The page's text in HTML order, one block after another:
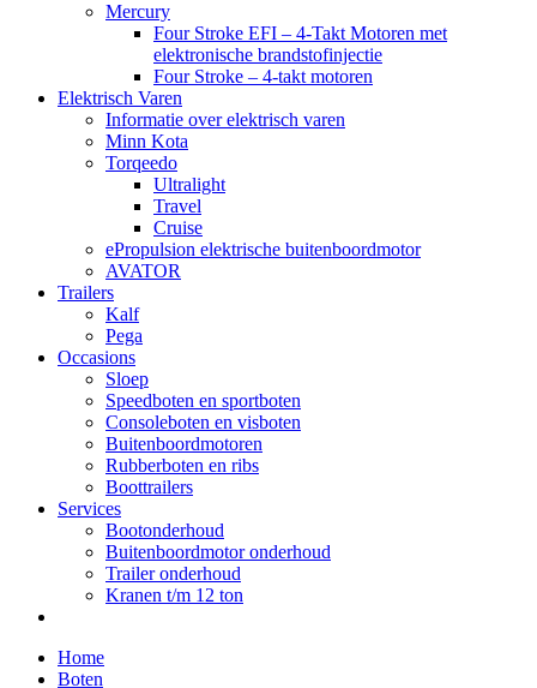
Mercury
Four Stroke EFI – 4-Takt Motoren met
elektronische brandstofinjectie
Four Stroke – 4-takt motoren
Elektrisch Varen
Informatie over elektrisch varen
Minn Kota
Torqeedo
Ultralight
Travel
Cruise
ePropulsion elektrische buitenboordmotor
AVATOR
Trailers
Kalf
Pega
Occasions
Sloep
Speedboten en sportboten
Consoleboten en visboten
Buitenboordmotoren
Rubberboten en ribs
Boottrailers
Services
Bootonderhoud
Buitenboordmotor onderhoud
Trailer onderhoud
Kranen t/m 12 ton
Home
Boten